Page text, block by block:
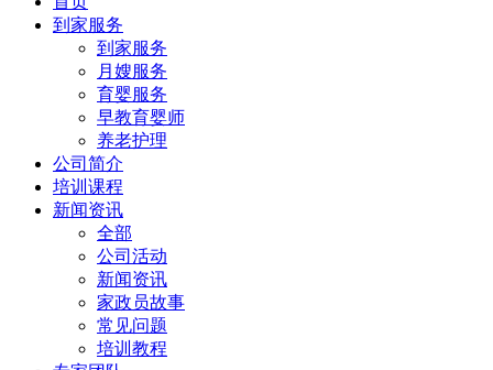
到家服务
到家服务
月嫂服务
育婴服务
早教育婴师
养老护理
公司简介
培训课程
新闻资讯
全部
公司活动
新闻资讯
家政员故事
常见问题
培训教程